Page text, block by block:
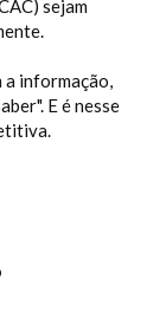
sejam
a informação,
E é nesse